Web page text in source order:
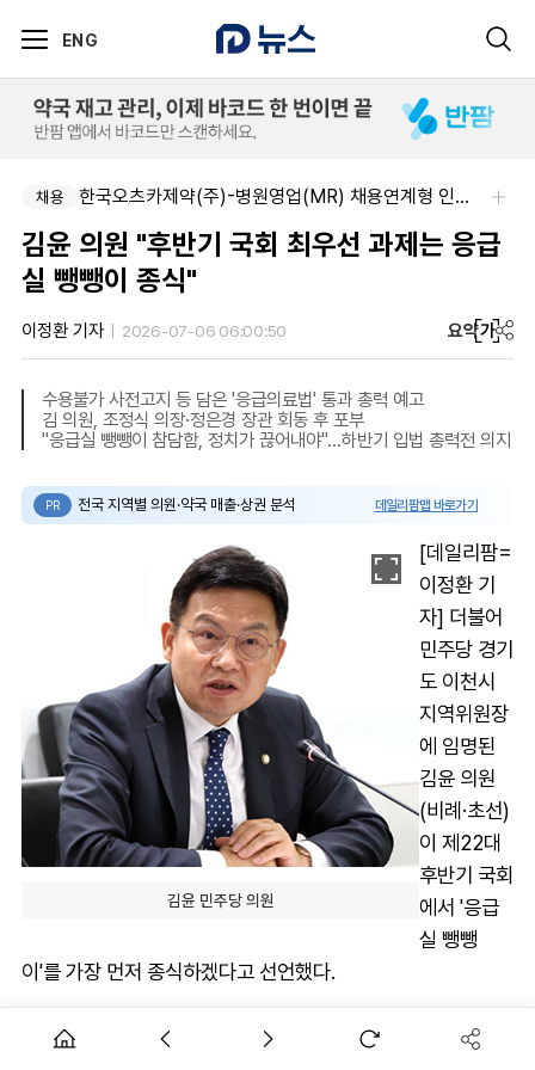
ENG
채용 SK 바이오팜 (주)-[SK바이오팜] 각 부문 신입/경력 구성원 영입
채용 한국오츠카제약(주)-병원영업(MR) 채용연계형 인턴(신입사원) 모집 공고
김윤 의원 "후반기 국회 최우선 과제는 응급
실 뺑뺑이 종식"
이정환 기자 2026-07-06 06:00:50 요약가
수용불가 사전고지 등 담은 '응급의료법' 통과 총력 예고
김 의원, 조정식 의장·정은경 장관 회동 후 포부
"응급실 뺑뺑이 참담함, 정치가 끊어내야"…하반기 입법 총력전 의지
PR 전국 지역별 의원·약국 매출·상권 분석 데일리팜맵 바로가기
김윤 민주당 의원
[데일리팜=
이정환 기
자] 더불어
민주당 경기
도 이천시
지역위원장
에 임명된
김윤 의원
(비례·초선)
이 제22대
후반기 국회
에서 '응급
실 뺑뺑
이'를 가장 먼저 종식하겠다고 선언했다.
조정식 국회의장이 정은경 보건복지부 장관을 만나 응급환자
이송체계 혁신, 지역의사제 정착 등 지역·필수·공공의료 정책을